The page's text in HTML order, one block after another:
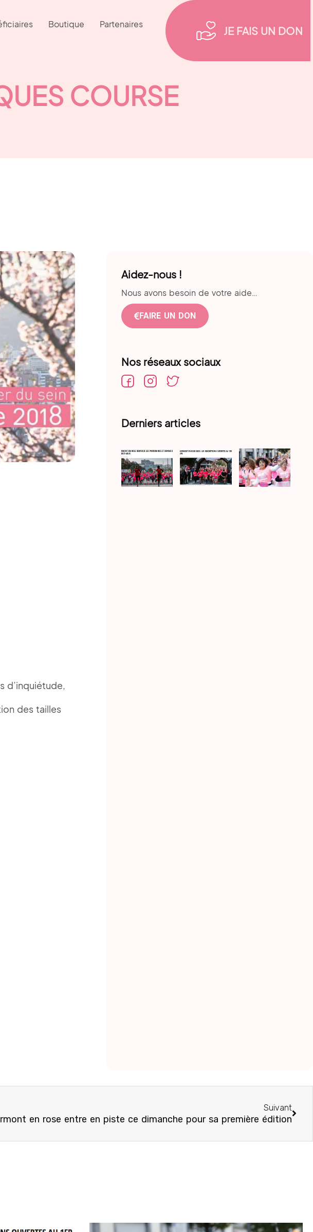
Boutique
Partenaires
JE FAIS UN DON
COURSE
d’inquiétude,
des tailles
Aidez-nous !
Nous avons besoin de votre aide…
FAIRE UN DON
Nos réseaux sociaux​
Derniers articles
Suivant
en rose entre en piste ce dimanche pour sa première édition